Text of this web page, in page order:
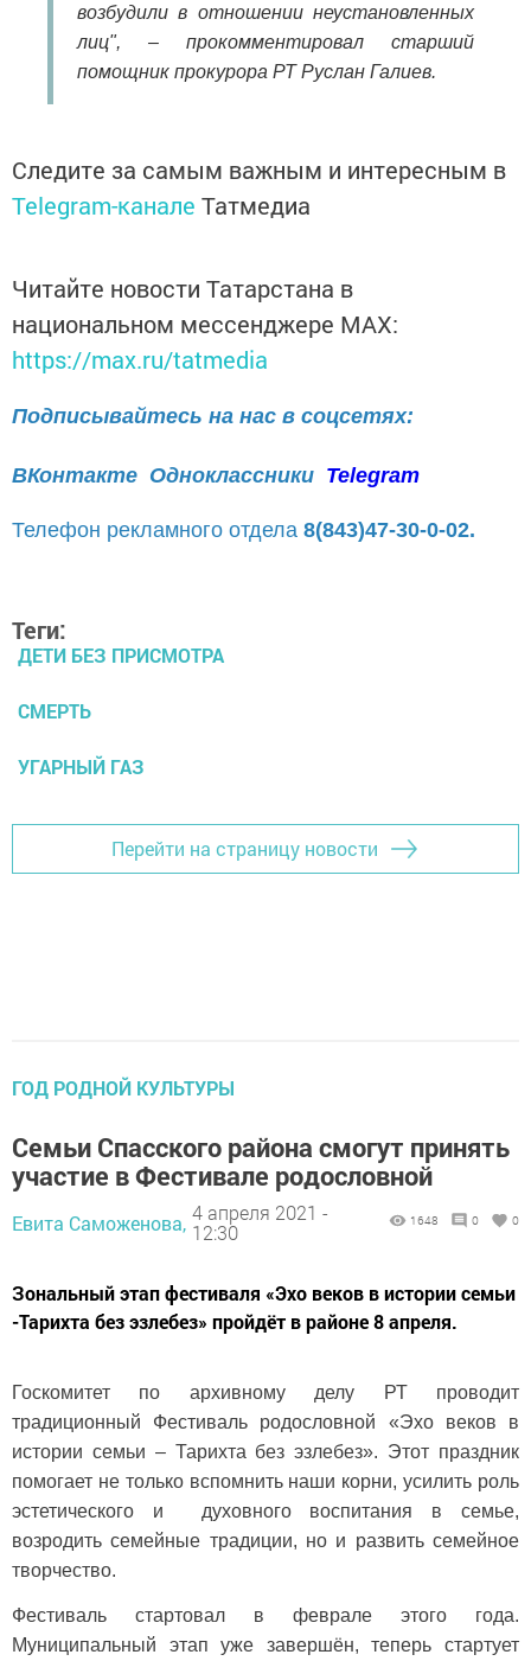
возбудили в отношении неустановленных
лиц", – прокомментировал старший
помощник прокурора РТ Руслан Галиев.
Следите за самым важным и интересным в
Telegram-канале Татмедиа
Читайте новости Татарстана в
национальном мессенджере MАХ:
https://max.ru/tatmedia
Подписывайтесь на нас в соцсетях:
ВКонтакте Одноклассники Telegram
Телефон рекламного отдела 8(843)47-30-0-02.
Теги:
ДЕТИ БЕЗ ПРИСМОТРА
СМЕРТЬ
УГАРНЫЙ ГАЗ
Перейти на страницу новости
ГОД РОДНОЙ КУЛЬТУРЫ
Семьи Спасского района смогут принять
участие в Фестивале родословной
Евита Саможенова, 4 апреля 2021 -
12:30
1648 0 0
Зональный этап фестиваля «Эхо веков в истории семьи
-Тарихта без эзлебез» пройдёт в районе 8 апреля.
Госкомитет по архивному делу РТ проводит
традиционный Фестиваль родословной «Эхо веков в
истории семьи – Тарихта без эзлебез». Этот праздник
помогает не только вспомнить наши корни, усилить роль
эстетического и духовного воспитания в семье,
возродить семейные традиции, но и развить семейное
творчество.
Фестиваль стартовал в феврале этого года.
Муниципальный этап уже завершён, теперь стартует